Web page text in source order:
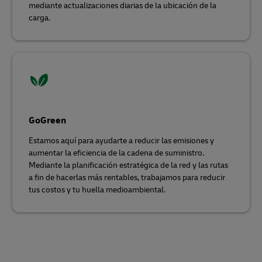
mediante actualizaciones diarias de la ubicación de la
carga.
GoGreen
Estamos aquí para ayudarte a reducir las emisiones y
aumentar la eficiencia de la cadena de suministro.
Mediante la planificación estratégica de la red y las rutas
a fin de hacerlas más rentables, trabajamos para reducir
tus costos y tu huella medioambiental.